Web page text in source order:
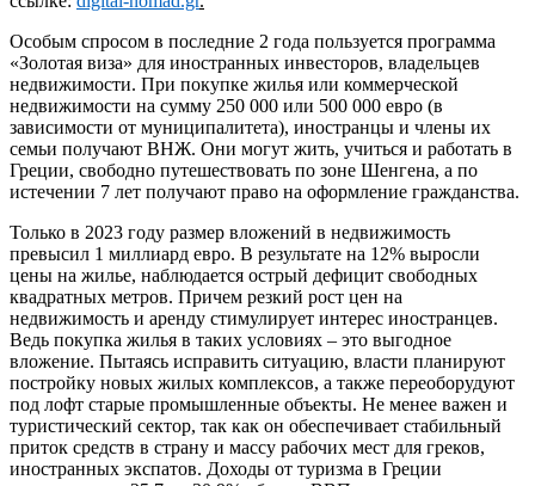
Особым спросом в последние 2 года пользуется программа
«Золотая виза» для иностранных инвесторов, владельцев
недвижимости. При покупке жилья или коммерческой
недвижимости на сумму 250 000 или 500 000 евро (в
зависимости от муниципалитета), иностранцы и члены их
семьи получают ВНЖ. Они могут жить, учиться и работать в
Греции, свободно путешествовать по зоне Шенгена, а по
истечении 7 лет получают право на оформление гражданства.
Только в 2023 году размер вложений в недвижимость
превысил 1 миллиард евро. В результате на 12% выросли
цены на жилье, наблюдается острый дефицит свободных
квадратных метров. Причем резкий рост цен на
недвижимость и аренду стимулирует интерес иностранцев.
Ведь покупка жилья в таких условиях – это выгодное
вложение. Пытаясь исправить ситуацию, власти планируют
постройку новых жилых комплексов, а также переоборудуют
под лофт старые промышленные объекты. Не менее важен и
туристический сектор, так как он обеспечивает стабильный
приток средств в страну и массу рабочих мест для греков,
иностранных экспатов. Доходы от туризма в Греции